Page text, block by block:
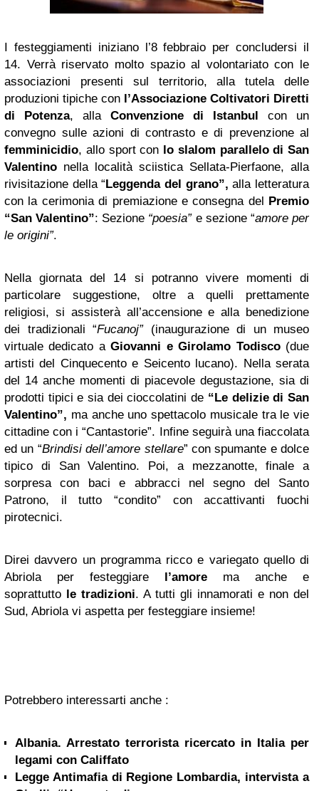
I festeggiamenti iniziano l’8 febbraio per concludersi il
14. Verrà riservato molto spazio al volontariato con le
associazioni presenti sul territorio, alla tutela delle
produzioni tipiche con l’Associazione Coltivatori Diretti
di Potenza, alla Convenzione di Istanbul con un
convegno sulle azioni di contrasto e di prevenzione al
femminicidio, allo sport con lo slalom parallelo di San
Valentino nella località sciistica Sellata-Pierfaone, alla
rivisitazione della “Leggenda del grano”, alla letteratura
con la cerimonia di premiazione e consegna del Premio
“San Valentino”: Sezione “poesia” e sezione “amore per
le origini”.
Nella giornata del 14 si potranno vivere momenti di
particolare suggestione, oltre a quelli prettamente
religiosi, si assisterà all’accensione e alla benedizione
dei tradizionali “Fucanoj” (inaugurazione di un museo
virtuale dedicato aGiovanni e Girolamo Todisco (due
artisti del Cinquecento e Seicento lucano). Nella serata
del 14 anche momenti di piacevole degustazione, sia di
prodotti tipici e sia dei cioccolatini de “Le delizie di San
Valentino”, ma anche uno spettacolo musicale tra le vie
cittadine con i “Cantastorie”. Infine seguirà una fiaccolata
ed un “Brindisi dell’amore stellare” con spumante e dolce
tipico di San Valentino. Poi, a mezzanotte, finale a
sorpresa con baci e abbracci nel segno del Santo
Patrono, il tutto “condito” con accattivanti fuochi
pirotecnici.
Direi davvero un programma ricco e variegato quello di
Abriola per festeggiare l’amore ma anche e
soprattutto le tradizioni. A tutti gli innamorati e non del
Sud, Abriola vi aspetta per festeggiare insieme!
Potrebbero interessarti anche :
Albania. Arrestato terrorista ricercato in Italia per
legami con Califfato
Legge Antimafia di Regione Lombardia, intervista a